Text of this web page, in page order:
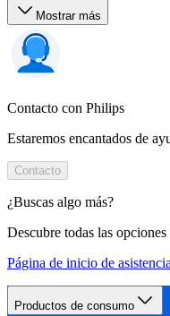
Mostrar más
Contacto con Philips
Estaremos encantados de
Contacto
¿Buscas algo más?
Descubre todas las
Página de inicio de asistencia
Productos de consumo